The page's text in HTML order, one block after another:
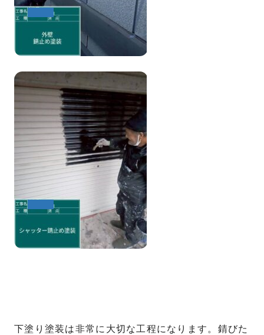
下塗り塗装は非常に大切な工程になります。錆びた